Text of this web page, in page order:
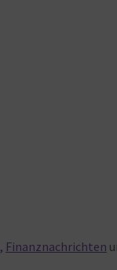
, Finanznachrichten